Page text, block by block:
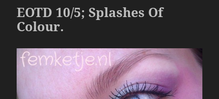
EOTD 10/5; Splashes Of
Colour.